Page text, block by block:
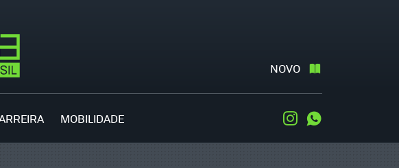
NOVO
MOBILIDADE Instagram